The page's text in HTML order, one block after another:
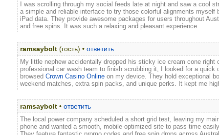
I was scrolling through my social feeds late at night and saw a cool
a simple and reliable interface to try those colorful alignments
iPad data. They provide awesome packages for users throughout
and free spins. It was such a relaxing and pleasant experience.
ramsaybolt (гость) • ответить
My little nephew accidentally dropped his sticky ice cream cone
professional car wash team to finish scrubbing it, I looked for a
browsed Crown Casino Online on my device. They hold exceptional
weekend matches, extra spin packs, and unique perks. It kept me
ramsaybolt • ответить
The local power company scheduled a short grid test, leaving my
phone and wanted a smooth, mobile-optimized site to pass time